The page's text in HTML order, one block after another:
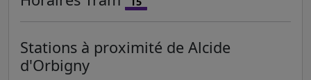
Stations à proximité de Alcide
d'Orbigny